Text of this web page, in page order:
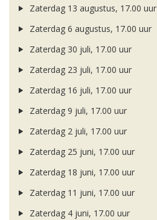
Zaterdag 13 augustus, 17.00 uur
Zaterdag 6 augustus, 17.00 uur
Zaterdag 30 juli, 17.00 uur
Zaterdag 23 juli, 17.00 uur
Zaterdag 16 juli, 17.00 uur
Zaterdag 9 juli, 17.00 uur
Zaterdag 2 juli, 17.00 uur
Zaterdag 25 juni, 17.00 uur
Zaterdag 18 juni, 17.00 uur
Zaterdag 11 juni, 17.00 uur
Zaterdag 4 juni, 17.00 uur